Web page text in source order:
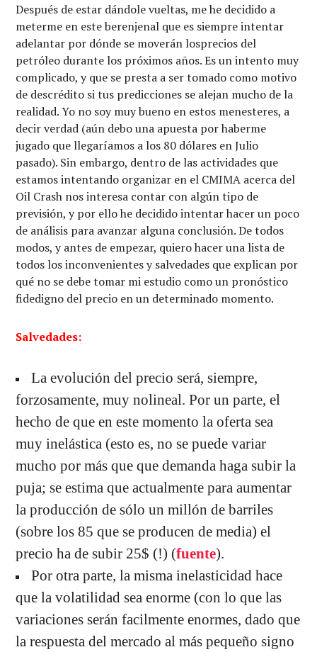
Después de estar dándole vueltas, me he decidido a
meterme en este berenjenal que es siempre intentar
adelantar por dónde se moverán losprecios del
petróleo durante los próximos años. Es un intento muy
complicado, y que se presta a ser tomado como motivo
de descrédito si tus predicciones se alejan mucho de la
realidad. Yo no soy muy bueno en estos menesteres, a
decir verdad (aún debo una apuesta por haberme
jugado que llegaríamos a los 80 dólares en Julio
pasado). Sin embargo, dentro de las actividades que
estamos intentando organizar en el CMIMA acerca del
Oil Crash nos interesa contar con algún tipo de
previsión, y por ello he decidido intentar hacer un poco
de análisis para avanzar alguna conclusión. De todos
modos, y antes de empezar, quiero hacer una lista de
todos los inconvenientes y salvedades que explican por
qué no se debe tomar mi estudio como un pronóstico
fidedigno del precio en un determinado momento.
Salvedades:
La evolución del precio será, siempre,
forzosamente, muy nolineal. Por un parte, el
hecho de que en este momento la oferta sea
muy inelástica (esto es, no se puede variar
mucho por más que que demanda haga subir la
puja; se estima que actualmente para aumentar
la producción de sólo un millón de barriles
(sobre los 85 que se producen de media) el
precio ha de subir 25$ (!) (fuente).
Por otra parte, la misma inelasticidad hace
que la volatilidad sea enorme (con lo que las
variaciones serán facilmente enormes, dado que
la respuesta del mercado al más pequeño signo